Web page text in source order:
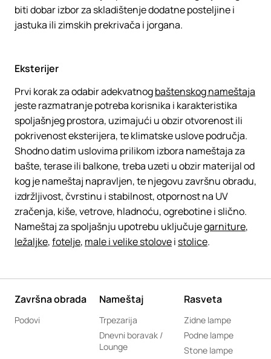
biti dobar izbor za skladištenje dodatne posteljine i
jastuka ili zimskih prekrivača i jorgana.
Eksterijer
Prvi korak za odabir adekvatnogbaštenskog nameštaja
jeste razmatranje potreba korisnika i karakteristika
spoljašnjeg prostora, uzimajući u obzir otvorenost ili
pokrivenost eksterijera, te klimatske uslove područja.
Shodno datim uslovima prilikom izbora nameštaja za
bašte, terase ili balkone, treba uzeti u obzir materijal od
kog je nameštaj napravljen, te njegovu završnu obradu,
izdržljivost, čvrstinu i stabilnost, otpornost na UV
zračenja, kiše, vetrove, hladnoću, ogrebotine i slično.
Nameštaj za spoljašnju upotrebu uključujegarniture,
ležaljke,fotelje, male i velike stolovei stolice.
Završna obrada
Podovi
Nameštaj
Trpezarija
Dnevni boravak /
Lounge
Rasveta
Zidne lampe
Podne lampe
Stone lampe